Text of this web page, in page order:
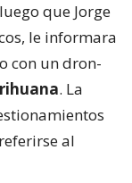
que Jorge
le informara
con un dron-
. La
al